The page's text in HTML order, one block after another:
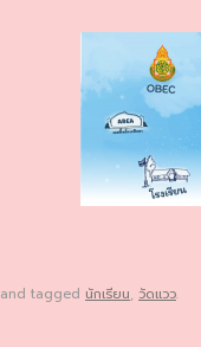
and tagged นักเรียน, วัดแวว.